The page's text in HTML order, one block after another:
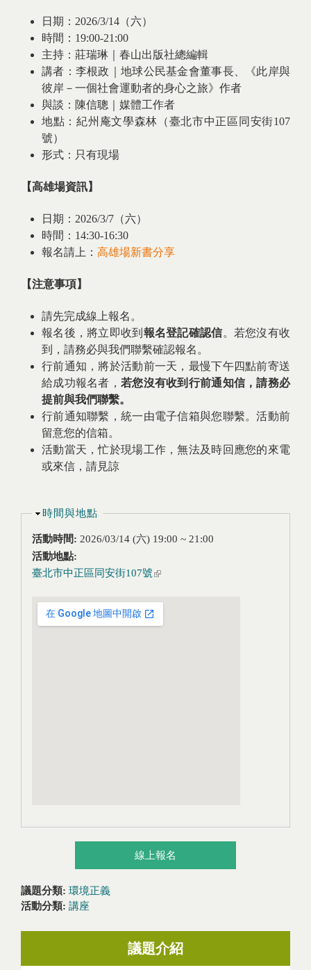
日期：2026/3/14（六）
時間：19:00-21:00
主持：莊瑞琳｜春山出版社總編輯
講者：李根政｜地球公民基金會董事長、《此岸與
彼岸－一個社會運動者的身心之旅》作者
與談：陳信聰｜媒體工作者
地點：紀州庵文學森林（臺北市中正區同安街107
號）
形式：只有現場
【高雄場資訊】
日期：2026/3/7（六）
時間：14:30-16:30
報名請上： 高雄場新書分享
【注意事項】
請先完成線上報名。
報名後，將立即收到 報名登記確認信。若您沒有收
到，請務必與我們聯繫確認報名。
行前通知，將於活動前一天，最慢下午四點前寄送
給成功報名者， 若您沒有收到行前通知信，請務必
提前與我們聯繫。
行前通知聯繫，統一由電子信箱與您聯繫。活動前
留意您的信箱。
活動當天，忙於現場工作，無法及時回應您的來電
或來信，請見諒
隱藏
時間與地點
活動時間: 2026/03/14 (六) 19:00 ~ 21:00
活動地點:
臺北市中正區同安街107號 (link is external)
線上報名
議題分類: 環境正義
活動分類: 講座
議題介紹